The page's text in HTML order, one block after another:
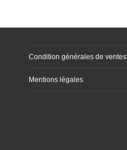
Condition générales de ventes
Mentions légales